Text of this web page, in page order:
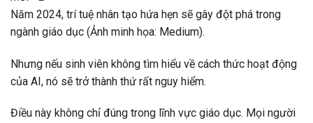
Năm 2024, trí tuệ nhân tạo hứa hẹn sẽ gây đột phá trong
ngành giáo dục (Ảnh minh họa: Medium).
Nhưng nếu sinh viên không tìm hiểu về cách thức hoạt động
của AI, nó sẽ trở thành thứ rất nguy hiểm.
Điều này không chỉ đúng trong lĩnh vực giáo dục. Mọi người